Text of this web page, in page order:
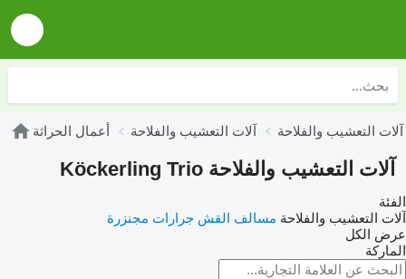
أعمال الحراثة آلات التعشيب والفلاحة
آلات التعشيب والفلاحة Köckerling Trio
الفئة
آلات التعشيب والفلاحة مسالف القش جرارات مجنزرة
عرض الكل
الماركة